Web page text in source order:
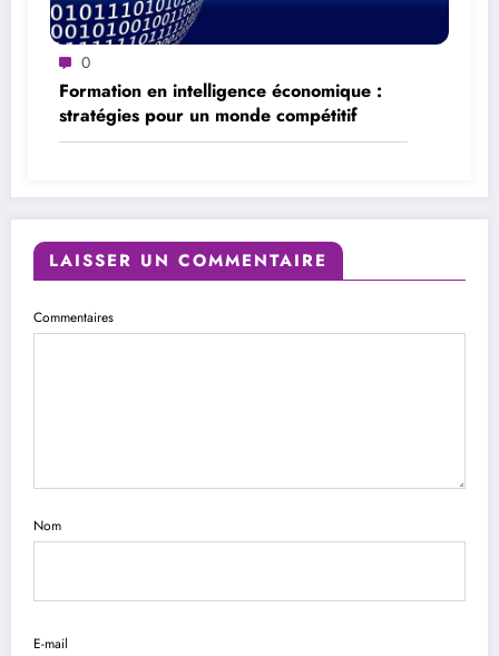
0
Formation en intelligence économique :
stratégies pour un monde compétitif
LAISSER UN COMMENTAIRE
Commentaires
Nom
E-mail